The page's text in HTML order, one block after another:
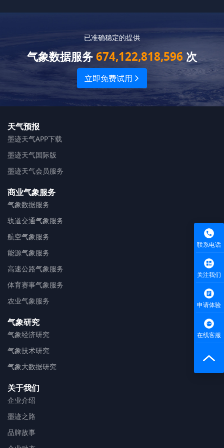
联系电话
关注我们
申请体验
在线客服
已准确稳定的提供
气象数据服务674,122,818,596次
立即免费试用
天气预报
墨迹天气APP下载
墨迹天气国际版
墨迹天气会员服务
商业气象服务
气象数据服务
轨道交通气象服务
航空气象服务
能源气象服务
高速公路气象服务
体育赛事气象服务
农业气象服务
气象研究
气象经济研究
气象技术研究
气象大数据研究
关于我们
企业介绍
墨迹之路
品牌故事